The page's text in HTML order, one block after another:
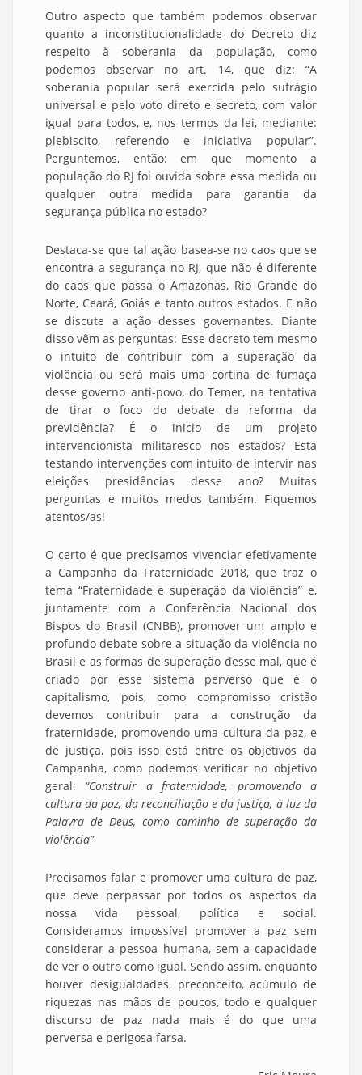
Outro aspecto que também podemos observar
quanto a inconstitucionalidade do Decreto diz
respeito à soberania da população, como
podemos observar no art. 14, que diz: “A
soberania popular será exercida pelo sufrágio
universal e pelo voto direto e secreto, com valor
igual para todos, e, nos termos da lei, mediante:
plebiscito, referendo e iniciativa popular”.
Perguntemos, então: em que momento a
população do RJ foi ouvida sobre essa medida ou
qualquer outra medida para garantia da
segurança pública no estado?
Destaca-se que tal ação basea-se no caos que se
encontra a segurança no RJ, que não é diferente
do caos que passa o Amazonas, Rio Grande do
Norte, Ceará, Goiás e tanto outros estados. E não
se discute a ação desses governantes. Diante
disso vêm as perguntas: Esse decreto tem mesmo
o intuito de contribuir com a superação da
violência ou será mais uma cortina de fumaça
desse governo anti-povo, do Temer, na tentativa
de tirar o foco do debate da reforma da
previdência? É o inicio de um projeto
intervencionista militaresco nos estados? Está
testando intervenções com intuito de intervir nas
eleições presidências desse ano? Muitas
perguntas e muitos medos também. Fiquemos
atentos/as!
O certo é que precisamos vivenciar efetivamente
a Campanha da Fraternidade 2018, que traz o
tema “Fraternidade e superação da violência” e,
juntamente com a Conferência Nacional dos
Bispos do Brasil (CNBB), promover um amplo e
profundo debate sobre a situação da violência no
Brasil e as formas de superação desse mal, que é
criado por esse sistema perverso que é o
capitalismo, pois, como compromisso cristão
devemos contribuir para a construção da
fraternidade, promovendo uma cultura da paz, e
de justiça, pois isso está entre os objetivos da
Campanha, como podemos verificar no objetivo
geral: “Construir a fraternidade, promovendo a
cultura da paz, da reconciliação e da justiça, à luz da
Palavra de Deus, como caminho de superação da
violência”
Precisamos falar e promover uma cultura de paz,
que deve perpassar por todos os aspectos da
nossa vida pessoal, política e social.
Consideramos impossível promover a paz sem
considerar a pessoa humana, sem a capacidade
de ver o outro como igual. Sendo assim, enquanto
houver desigualdades, preconceito, acúmulo de
riquezas nas mãos de poucos, todo e qualquer
discurso de paz nada mais é do que uma
perversa e perigosa farsa.